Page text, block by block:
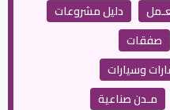
دليل مشروعات
صفقات
وسيارات
مـدن صناعية